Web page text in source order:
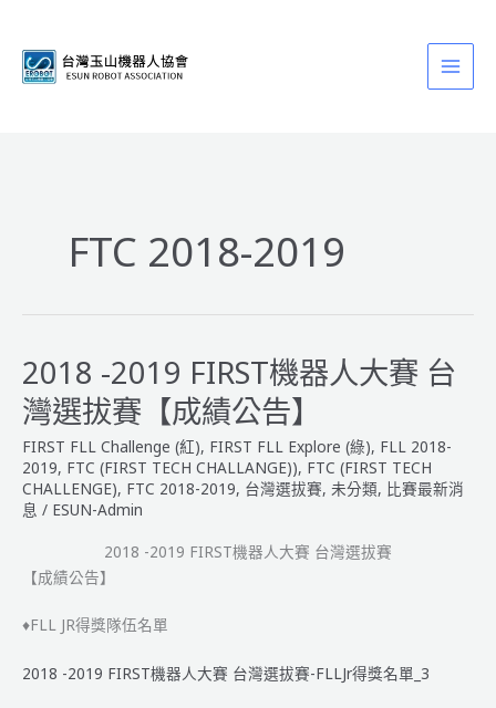
FTC 2018-2019
2018 -2019 FIRST機器人大賽 台
灣選拔賽【成績公告】
FIRST FLL Challenge (紅), FIRST FLL Explore (綠), FLL 2018-
2019, FTC (FIRST TECH CHALLANGE)), FTC (FIRST TECH
CHALLENGE), FTC 2018-2019, 台灣選拔賽, 未分類, 比賽最新消
息 / ESUN-Admin
2018 -2019 FIRST機器人大賽 台灣選拔賽
【成績公告】
♦FLL JR得獎隊伍名單
2018 -2019 FIRST機器人大賽 台灣選拔賽-FLLJr得獎名單_3